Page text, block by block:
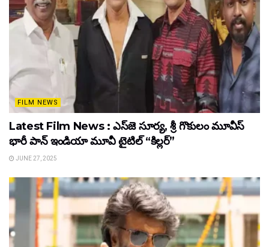
FILM NEWS
Latest Film News : ఎస్‌జె సూర్య, శ్రీ గొకులం మూవీస్‌
భారీ పాన్‌ ఇండియా మూవీ టైటిల్ “కిల్లర్”
JUNE 27, 2025